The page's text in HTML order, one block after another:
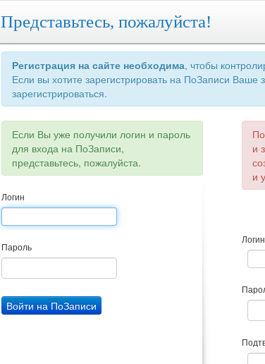
Представьтесь, пожалуйста!
Регистрация на сайте необходима, чтобы
Если вы хотите зарегистрировать на ПоЗаписи Ваше
зарегистрироваться.
Если Вы уже получили логин и пароль
для входа на ПоЗаписи,
представьтесь, пожалуйста.
Логин
Пароль
и
и
Логин